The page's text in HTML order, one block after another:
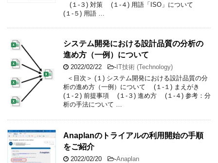
(１-３) 対策 (１-４) 用語「ISO」について
(１-５) 用語 …
システム開発における設計品質の分析の
進め方（一例）について
2022/02/22 -IT技術 (Technology)
＜目次＞ (１) システム開発における設計品質の分
析の進め方（一例）について (１-１) まえがき
(１-２) 前提事項 (１-３) 進め方 (１-４) 参考：分
析の手法について …
Anaplanのトライアルの利用開始の手順
をご紹介
2022/02/20 -Anaplan